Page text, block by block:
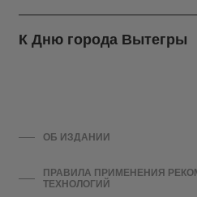
К Дню города Вытегры
ОБ ИЗДАНИИ
ПРАВИЛА ПРИМЕНЕНИЯ
ТЕХНОЛОГИЙ